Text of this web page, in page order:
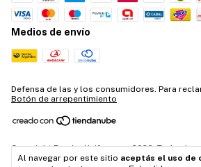
Al navegar por este sitio aceptás el uso de
Medios de envío
Defensa de las y los consumidores. Para
Botón de arrepentimiento
Copyright Broder Uniformes - 2026. Todos